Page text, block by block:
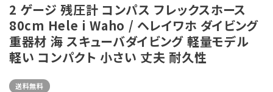
2 ゲージ 残圧計 コンパス フレックスホース
80cm Hele i Waho / ヘレイワホ ダイビング
重器材 海 スキューバダイビング 軽量モデル
軽い コンパクト 小さい 丈夫 耐久性
送料無料